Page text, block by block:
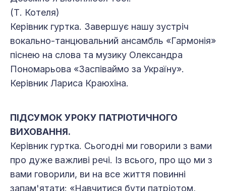
(Т. Котеля)
Керівник гуртка. Завершує нашу зустріч
вокально-танцювальний ансамбль «Гармонія»
піснею на слова та музику Олександра
Пономарьова «Заспіваймо за Україну».
Керівник Лариса Краюхіна.
ПІДСУМОК УРОКУ ПАТРІОТИЧНОГО
ВИХОВАННЯ.
Керівник гуртка. Сьогодні ми говорили з вами
про дуже важливі речі. Із всього, про що ми з
вами говорили, ви на все життя повинні
запам'ятати: «Навчитися бути патріотом,